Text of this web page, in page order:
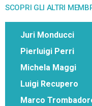
SCOPRI GLI ALTRI
Juri Monducci
Pierluigi Perri
Michela Maggi
Luigi Recupero
Marco